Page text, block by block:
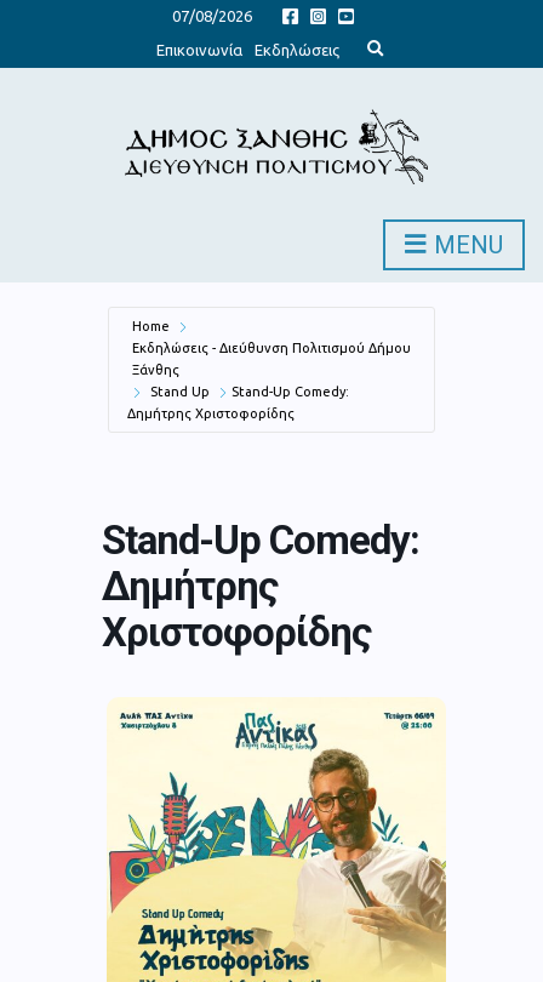
07/08/2026
Επικοινωνία
Εκδηλώσεις
x
d
s
e
c
o
MENU
Home
Εκδηλώσεις - Διεύθυνση Πολιτισμού Δήμου
Ξάνθης
Stand Up
Stand-Up Comedy:
Δημήτρης Χριστοφορίδης
Stand-Up Comedy:
Δημήτρης
Χριστοφορίδης